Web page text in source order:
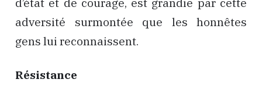
adversité surmontée que les honnêtes
gens lui reconnaissent.
Résistance